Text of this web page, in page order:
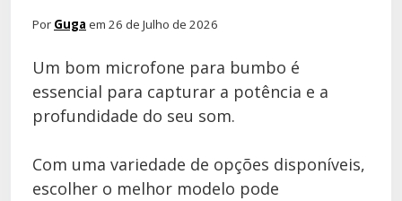
Por Guga em 26 de Julho de 2026
Um bom microfone para bumbo é
essencial para capturar a potência e a
profundidade do seu som.
Com uma variedade de opções disponíveis,
escolher o melhor modelo pode